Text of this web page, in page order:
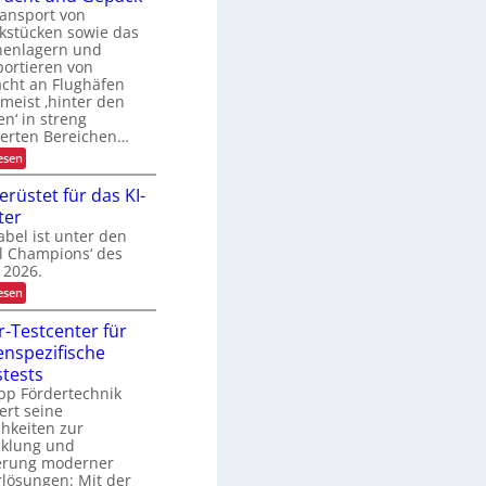
e
n
t
z
u
t
z
u
n
g
i
n
d
e
r
L
o
s
t
i
k
von
sowie das
und
von
an Flughäfen
‚hinter den
in streng
Bereichen…
:
Z
u
v
e
r
l
ä
s
s
i
e
r
T
r
a
n
s
p
o
r
für das KI-
ist unter den
Champions‘ des
:
T
p
g
e
r
ü
s
t
e
t
f
Testcenter für
Fördertechnik
seine
zur
und
moderner
Mit der